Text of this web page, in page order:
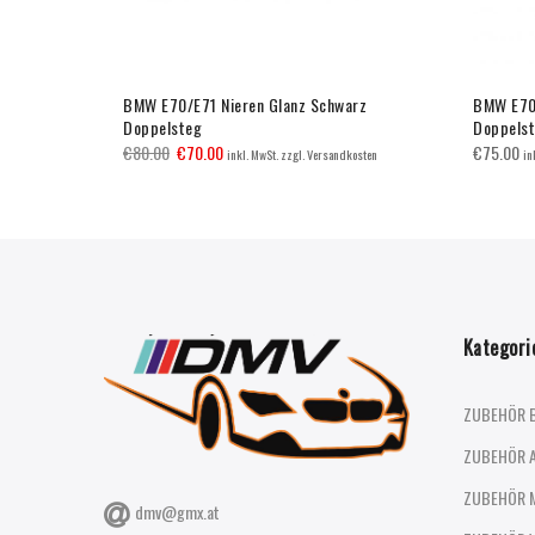
BMW E70/E71 Nieren Glanz Schwarz
Doppelsteg
€80.00 €70.00inkl. MwSt. zzgl. Versandkosten
BMW
€75.00
dmv@gmx.at
ZUBEHÖR
ZUBEHÖR
ZUBEHÖR